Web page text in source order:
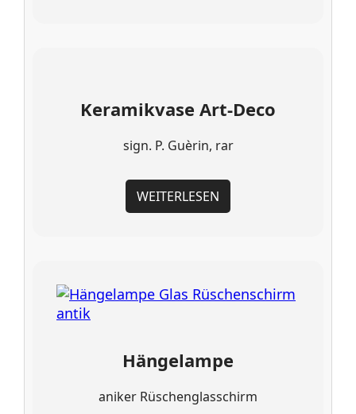
Keramikvase Art-Deco
sign. P. Guèrin, rar
WEITERLESEN
Hängelampe
aniker Rüschenglasschirm